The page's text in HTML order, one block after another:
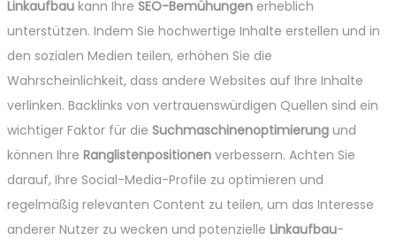
Linkaufbau kann Ihre SEO-Bemühungen erheblich
unterstützen. Indem Sie hochwertige Inhalte erstellen und in
den sozialen Medien teilen, erhöhen Sie die
Wahrscheinlichkeit, dass andere Websites auf Ihre Inhalte
verlinken. Backlinks von vertrauenswürdigen Quellen sind ein
wichtiger Faktor für die Suchmaschinenoptimierung und
können Ihre Ranglistenpositionen verbessern. Achten Sie
darauf, Ihre Social-Media-Profile zu optimieren und
regelmäßig relevanten Content zu teilen, um das Interesse
anderer Nutzer zu wecken und potenzielle Linkaufbau-